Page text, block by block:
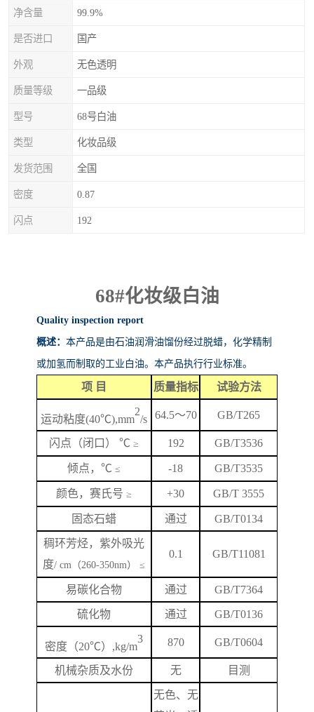
净含量 99.9%
是否进口 国产
外观 无色透明
质量等级 一品级
型号 68号白油
类型 化妆品级
发货范围 全国
密度 0.87
闪点 192
68#化妆级白油
Quality inspection report
概述： 本产品是由石油润滑油馏份经过脱蜡，化学精制
或加氢而制取的工业白油。本产品执行行业标准。
项 目 质量指标 试验方法
运动粘度(40℃),mm
2
/s 64.5～70 GB/T265
闪 点 （闭口） ℃ ≥ 192 GB/T3536
倾点， ℃ ≤ -18 GB/T3535
颜色，赛氏号 ≥ +30 GB/T 3555
固态石蜡 通过 GB/T0134
稠环芳烃，紫外吸光
度/ cm（260-350nm） ≤
0.1 GB/T11081
易碳化合物 通过 GB/T7364
硫化物 通过 GB/T0136
密度（20℃）,kg/m
3 870 GB/T0604
机械杂质及水份 无 目测
无色、无